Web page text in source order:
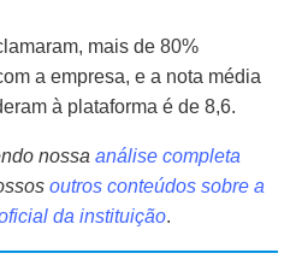
mais de 80%
a empresa, e a nota média
à plataforma é de 8,6.
nossa análise completa
outros conteúdos sobre a
da instituição.